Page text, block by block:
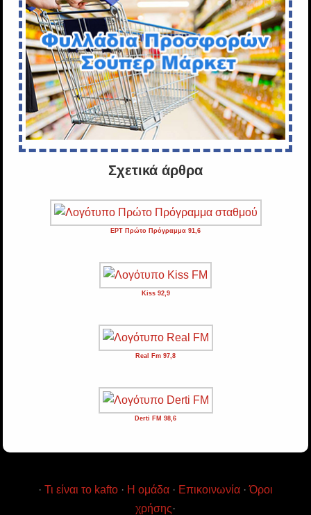
Σχετικά άρθρα
ΕΡΤ Πρώτο Πρόγραμμα 91,6
Kiss 92,9
Real Fm 97,8
Derti FM 98,6
· Τι είναι το kafto · Η ομάδα · Επικοινωνία ·Όροι
χρήσης·